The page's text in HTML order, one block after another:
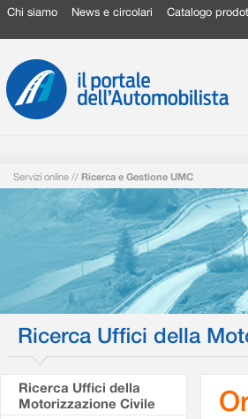
Chi siamo News e circolari Catalogo
Servizi online // Ricerca e Gestione UMC
Ricerca Uffici della
Ricerca Uffici della
Motorizzazione Civile